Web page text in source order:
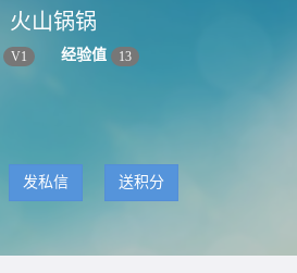
火山锅锅
V1 经验值 13
发私信 送积分